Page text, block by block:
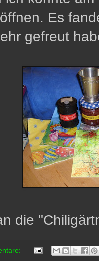
Es
gefreut
die